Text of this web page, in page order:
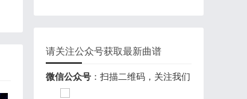
请关注公众号获取最新曲谱
微信公众号 ：扫描二维码，关注我们